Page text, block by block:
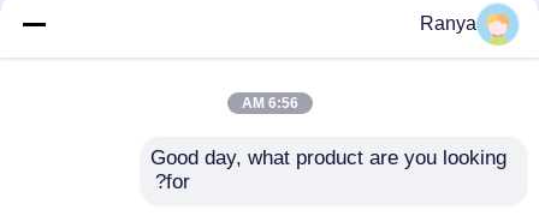
القضايا
1000 طن قطعة معدنية
Ranya
6:56 AM
Good day, what product are you looking
for?